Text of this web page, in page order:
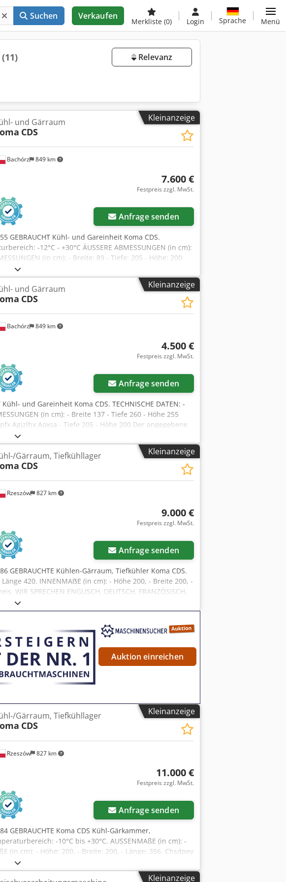
Suchen Verkaufen
Merkliste (0) Login Sprache Menü
(11) Relevanz
Kleinanzeige
Bachórz 849 km
und Gärraum
CDS
7.600 €
Festpreis zzgl. MwSt.
Anfrage senden
GEBRAUCHT Kühl- und Gareinheit Koma CDS.
-12°C - +30°C ÄUSSERE ABMESSUNGEN (in cm):
(in cm): - Breite: 89 - Tiefe: 205 - Höhe: 200
ENGLISCH, DEUTSCH, FRANZÖSISCH, RUSSSICH,
in unseren Lagern: Etagenöfen, Drehrohröfen,
Chjdpfx Agjzlm T Ssxoa Wir bieten auch Maschinen
von Brötchen und Linien für die Herstellung von
sehen möchten, besuchen Sie unser Bakeres-
Kleinanzeige
Bachórz 849 km
und Gärraum
CDS
4.500 €
Festpreis zzgl. MwSt.
Anfrage senden
Kühl- und Gareinheit Koma CDS. TECHNISCHE DATEN: -
(in cm): - Breite 137 - Tiefe 260 - Höhe 255
Agjzlhx Aoxsa - Tiefe 205 - Höhe 200 Der angegebene
DEUTSCH, FRANZÖSISCH, RUSSSISCH, UKRAINISCH. Wir
Lagern: Etagenöfen, Drehrohröfen, Gasöfen, Ölöfen,
auch Maschinen und Geräte für die Bäckerei,
Sie unser vollständiges, aktuelles Angebot sehen
Kleinanzeige
Rzeszów 827 km
Gärraum, Tiefkühllager
CDS
9.000 €
Festpreis zzgl. MwSt.
Anfrage senden
GEBRAUCHTE Kühlen-Gärraum, Tiefkühler Koma CDS.
420. INNENMAẞE (in cm): - Höhe 200, - Breite 200, -
SPRECHEN ENGLISCH, DEUTSCH, FRANZÖSISCH,
wir über eine große Auswahl an Bäckereiöfen:
verschiedener Hersteller. Wir bieten auch Maschinen
Chodpfx Agsy Thc Tjxsa Wenn Sie unser vollständiges
unser Profil Bakeres.
Auktion einreichen
Kleinanzeige
Rzeszów 827 km
Gärraum, Tiefkühllager
CDS
11.000 €
Festpreis zzgl. MwSt.
Anfrage senden
GEBRAUCHTE Koma CDS Kühl-Gärkammer,
-10°C bis +30°C. AUSSENMAßE (in cm): -
(in cm): - Höhe: 200, - Breite: 200, - Länge: 356. Chsdpey
WIR SPRECHEN ENGLISCH, DEUTSCH,
zahlreiche Backöfen auf Lager: Etagenöfen,
Kleinanzeige